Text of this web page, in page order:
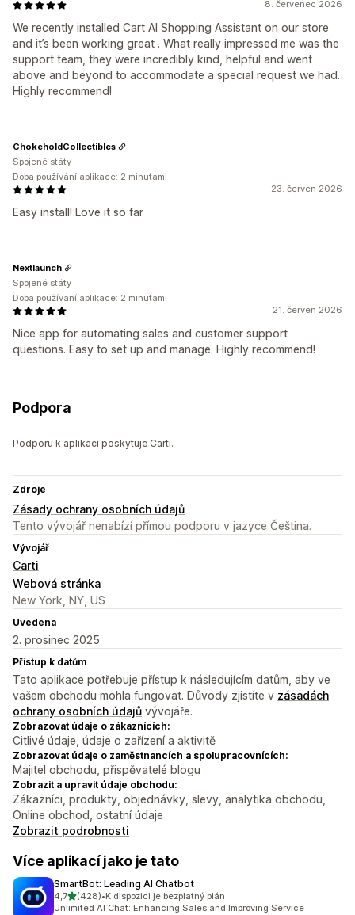
8. červenec 2026
We recently installed Cart AI Shopping Assistant on our store
and it’s been working great . What really impressed me was the
support team, they were incredibly kind, helpful and went
above and beyond to accommodate a special request we had.
Highly recommend!
23. červen 2026
Easy install! Love it so far
ChokeholdCollectibles
Spojené státy
Doba používání aplikace: 2 minutami
21. červen 2026
Nice app for automating sales and customer support
questions. Easy to set up and manage. Highly recommend!
Nextlaunch
Spojené státy
Doba používání aplikace: 2 minutami
Podpora
Podporu k aplikaci poskytuje Carti.
Zdroje
Zásady ochrany osobních údajů
Tento vývojář nenabízí přímou podporu v jazyce Čeština.
Vývojář
Carti
Webová stránka
New York, NY, US
Uvedena
2. prosinec 2025
Přístup k datům
Tato aplikace potřebuje přístup k následujícím datům, aby ve
vašem obchodu mohla fungovat. Důvody zjistíte v zásadách
ochrany osobních údajů vývojáře.
Zobrazovat údaje o zákaznících:
Citlivé údaje, údaje o zařízení a aktivitě
Zobrazovat údaje o zaměstnancích a spolupracovnících:
Majitel obchodu, přispěvatelé blogu
Zobrazit a upravit údaje obchodu:
Zákazníci, produkty, objednávky, slevy, analytika obchodu,
Online obchod, ostatní údaje
Zobrazit podrobnosti
Více aplikací jako je tato
SmartBot: Leading AI Chatbot
4,7z 5 hvězd
(428)
Celkový počet recenzí: 428
•K dispozici je bezplatný plán
Unlimited AI Chat: Enhancing Sales and Improving Service